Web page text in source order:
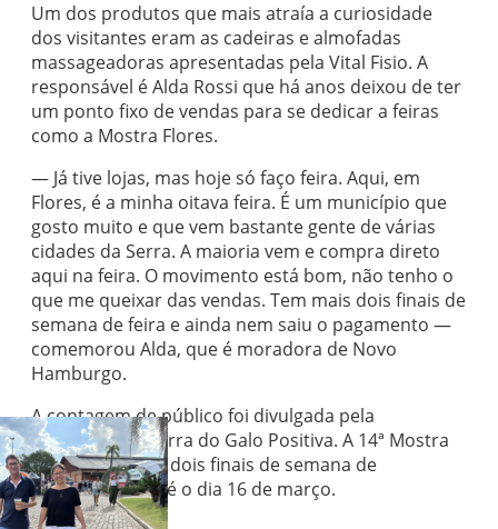
Um dos produtos que mais atraía a curiosidade
dos visitantes eram as cadeiras e almofadas
massageadoras apresentadas pela Vital Fisio. A
responsável é Alda Rossi que há anos deixou de ter
um ponto fixo de vendas para se dedicar a feiras
como a Mostra Flores.
— Já tive lojas, mas hoje só faço feira. Aqui, em
Flores, é a minha oitava feira. É um município que
gosto muito e que vem bastante gente de várias
cidades da Serra. A maioria vem e compra direto
aqui na feira. O movimento está bom, não tenho o
que me queixar das vendas. Tem mais dois finais de
semana de feira e ainda nem saiu o pagamento —
comemorou Alda, que é moradora de Novo
Hamburgo.
A contagem de público foi divulgada pela
organizadora Terra do Galo Positiva. A 14ª Mostra
Flores terá mais dois finais de semana de
programação até o dia 16 de março.